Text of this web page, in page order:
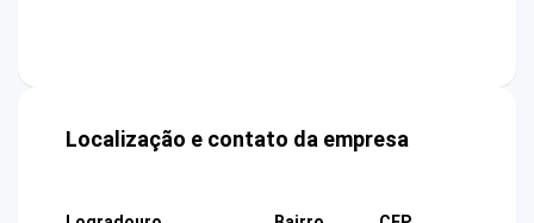
Localização e contato da empresa